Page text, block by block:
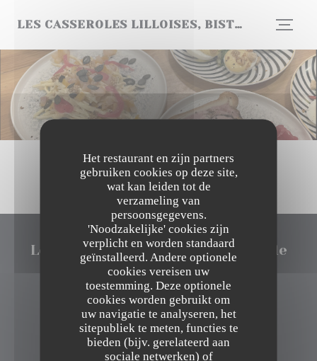
Het restaurant en zijn partners
gebruiken cookies op deze site,
wat kan leiden tot de
verzameling van
persoonsgegevens.
'Noodzakelijke' cookies zijn
verplicht en worden standaard
geïnstalleerd. Andere optionele
cookies vereisen uw
toestemming. Deze optionele
cookies worden gebruikt om
uw navigatie te analyseren, het
sitepubliek te meten, functies te
bieden (bijv. gerelateerd aan
sociale netwerken) of
LES CASSEROLES LILLOISES, BISTROT DE COPAINS !
Les Casseroles Lilloises, Bistrot de
copains !
150 rue Solférino 59800 lille((opent in een nieuw
03 45 16 80 28
RESERVERING